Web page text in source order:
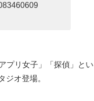
プリ女子」「探偵」とい
ジオ登場。